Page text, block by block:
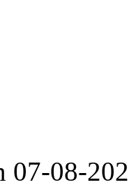
07-08-